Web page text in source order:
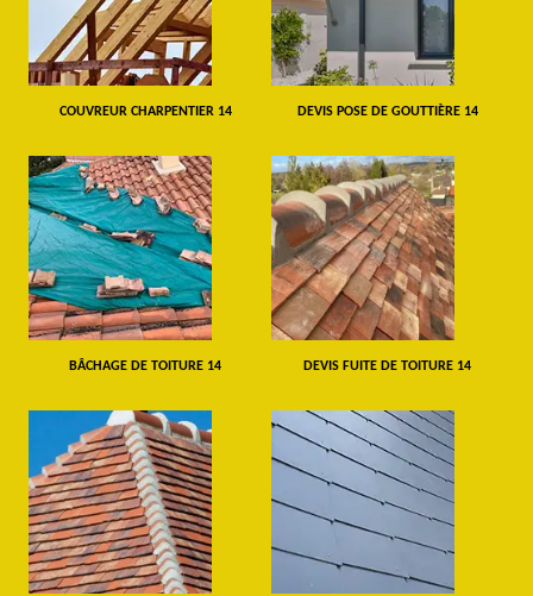
COUVREUR CHARPENTIER 14 DEVIS POSE DE GOUTTIÈRE 14
BÂCHAGE DE TOITURE 14 DEVIS FUITE DE TOITURE 14